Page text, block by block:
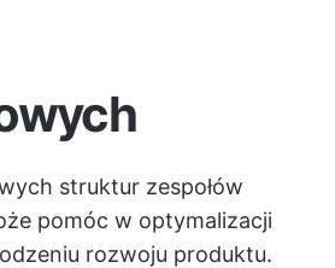
struktur zespołów
pomóc w optymalizacji
rozwoju produktu.